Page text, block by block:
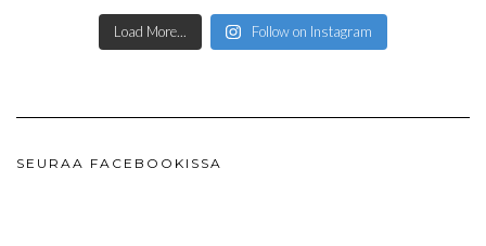
Load More... Follow on Instagram
SEURAA FACEBOOKISSA